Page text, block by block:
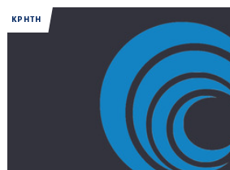
ΚΡΗΤΗ